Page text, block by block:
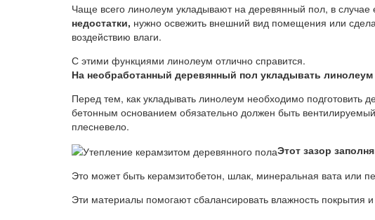
Чаще всего линолеум укладывают на деревянный пол, в случае
недостатки, нужно освежить внешний вид помещения или
воздействию влаги.
С этими функциями линолеум отлично справится.
На необработанный деревянный пол укладывать линолеум
Перед тем, как укладывать линолеум необходимо подготовить
бетонным основанием обязательно должен быть
плесневело.
Этот зазор
Это может быть керамзитобетон, шлак, минеральная вата или
Эти материалы помогают сбалансировать влажность покрытия